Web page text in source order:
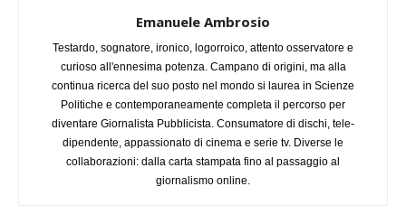
Emanuele Ambrosio
Testardo, sognatore, ironico, logorroico, attento osservatore e
curioso all'ennesima potenza. Campano di origini, ma alla
continua ricerca del suo posto nel mondo si laurea in Scienze
Politiche e contemporaneamente completa il percorso per
diventare Giornalista Pubblicista. Consumatore di dischi, tele-
dipendente, appassionato di cinema e serie tv. Diverse le
collaborazioni: dalla carta stampata fino al passaggio al
giornalismo online.